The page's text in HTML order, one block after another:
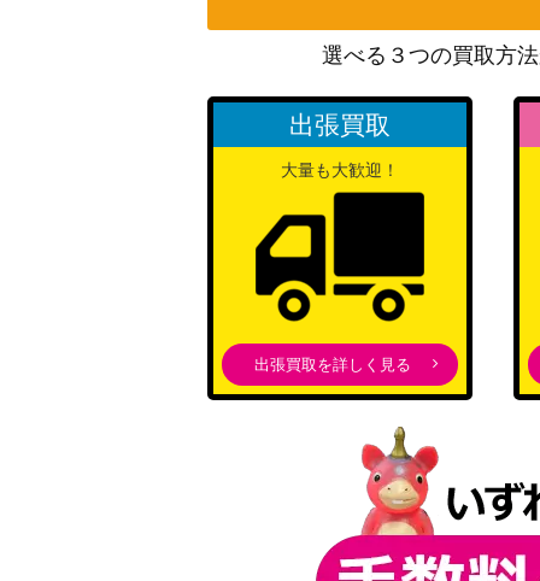
蒼翠の風霊使いウィン（20thSE）【
天威の龍仙女（20thSE）【RIRA-JP044】
暗黒騎士ガイア(初期)
私のキラめき 星見 純那（STR）RSL
烈炎の勇騎士 エリウッド（SR+）B13
ブレイブ・プリンセス ナンナ（SR+）B10
遊戯王 ヴァレルロード・S・ドラゴン（
私のキラめき 西條 クロディーヌ（STR）
クリスマスの贈り物 真壁瑞希（SP）IAS/
遊戯王 ヴァレルロード・S・ドラゴン（ｼ
雷神と呼ばれし少女 イシュタル（SR+）
未来の賢王 リーフ（SR+）B10
選べる３つの買取方
出張買取
大量も大歓迎！
出張買取を詳しく見る